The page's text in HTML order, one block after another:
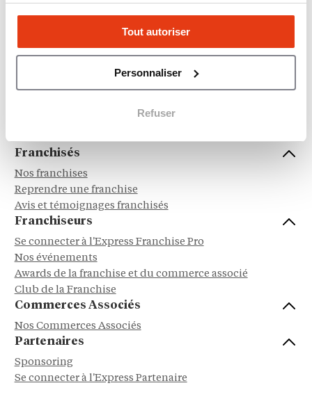
Tout autoriser
Personnaliser
Refuser
Hôtellerie & Camping
Automobile, Moto et Cycle
Service à la personne
Franchisés
Nos franchises
Reprendre une franchise
Avis et témoignages franchisés
Franchiseurs
Se connecter à l'Express Franchise Pro
Nos événements
Awards de la franchise et du commerce associé
Club de la Franchise
Commerces Associés
Nos Commerces Associés
Partenaires
Sponsoring
Se connecter à l'Express Partenaire